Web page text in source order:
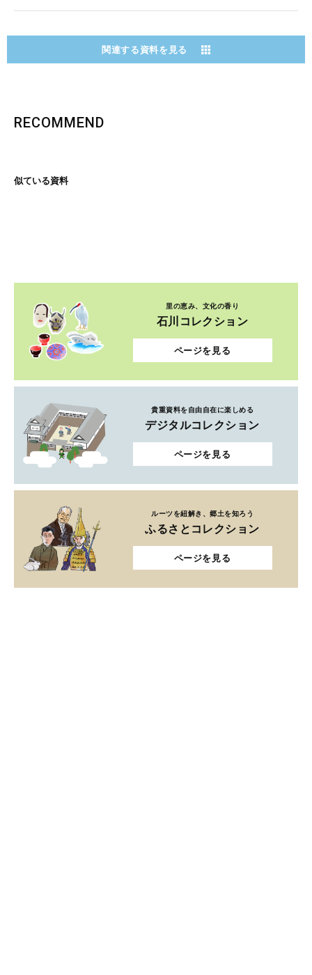
関連する資料を見る
RECOMMEND
似ている資料
里の恵み、文化の香り
石川コレクション
ページを見る
貴重資料を自由自在に楽しめる
デジタルコレクション
ページを見る
ルーツを紐解き、郷土を知ろう
ふるさとコレクション
ページを見る